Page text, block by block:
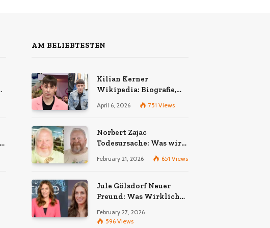
AM BELIEBTESTEN
Kilian Kerner
Wikipedia: Biografie,
Karriere und Erfolge des
Berliner Modedesigners
April 6, 2026 751 Views
Norbert Zajac
Todesursache: Was wir
wirklich wissen
February 21, 2026 651 Views
Jule Gölsdorf Neuer
Freund: Was Wirklich
February 27, 2026
596 Views